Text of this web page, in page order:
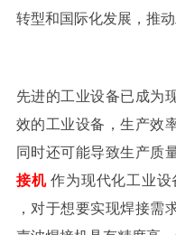
转型和国际化发展，推
先进的工业设备已成为
效的工业设备，生产效
同时还可能导致生产质
接机 作为现代化工业设
， 对于想要实现焊接需